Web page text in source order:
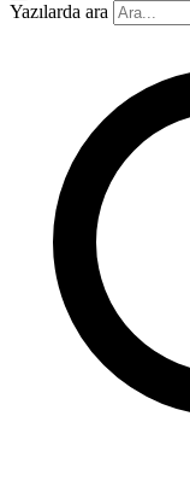
Yazılarda ara